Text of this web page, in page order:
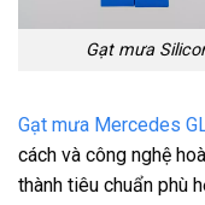
Gạt mưa
Gạt mưa Mercedes
cách và công nghệ
thành tiêu chuẩn phù